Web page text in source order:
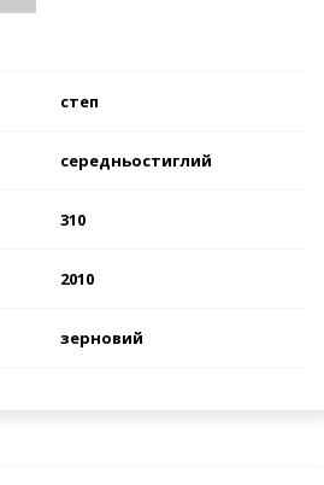
степ
середньостиглий
310
2010
зерновий